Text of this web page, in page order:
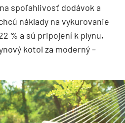
spoľahlivosť dodávok a
náklady na vykurovanie
% a sú pripojení k plynu,
kotol za moderný –